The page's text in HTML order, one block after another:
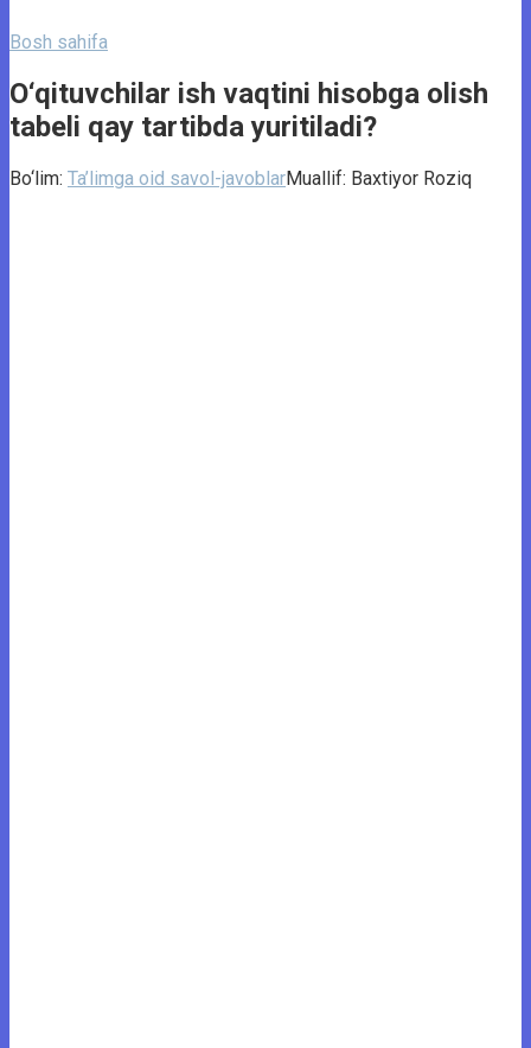
Bosh sahifa
O‘qituvchilar ish vaqtini hisobga olish
tabeli qay tartibda yuritiladi?
Bo‘lim: Ta’limga oid savol-javoblarMuallif: Baxtiyor Roziq